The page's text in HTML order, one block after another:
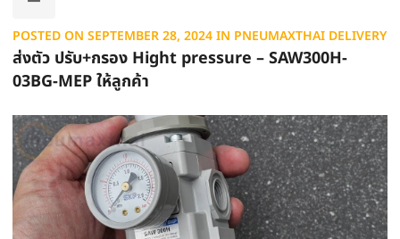
POSTED ON SEPTEMBER 28, 2024IN PNEUMAXTHAI DELIVERY
ส่งตัว ปรับ+กรอง Hight pressure – SAW300H-
03BG-MEP ให้ลูกค้า